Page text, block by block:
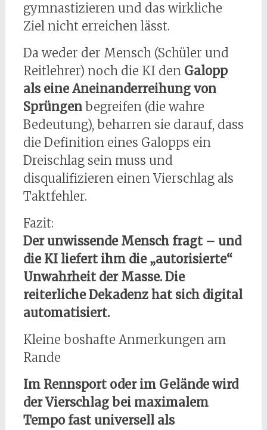
gymnastizieren und das wirkliche
Ziel nicht erreichen lässt.
Da weder der Mensch (Schüler und
Reitlehrer) noch die KI den Galopp
als eine Aneinanderreihung von
Sprüngenbegreifen (die wahre
Bedeutung), beharren sie darauf, dass
die Definition eines Galopps ein
Dreischlag sein muss und
disqualifizieren einen Vierschlag als
Taktfehler.
Fazit:
Der unwissende Mensch fragt – und
die KI liefert ihm die „autorisierte“
Unwahrheit der Masse. Die
reiterliche Dekadenz hat sich digital
automatisiert.
Kleine boshafte Anmerkungen am
Rande
Im Rennsport oder im Gelände wird
der Vierschlag bei maximalem
Tempo fast universell als